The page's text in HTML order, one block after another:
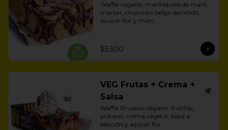
Waffle vegano, mantequilla de maní,
manjar, chocolate belga derretido,
azúcar flor y maní.
$5.500
VEG Frutas + Crema +
Salsa
Waffle Bruselas Vegano, frutillas,
plátano, crema vegetal, salsa a
elección y azúcar flor.